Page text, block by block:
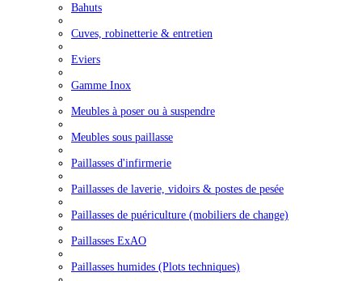
Bahuts
Cuves, robinetterie & entretien
Eviers
Gamme Inox
Meubles à poser ou à suspendre
Meubles sous paillasse
Paillasses d'infirmerie
Paillasses de laverie, vidoirs & postes de pesée
Paillasses de puériculture (mobiliers de change)
Paillasses ExAO
Paillasses humides (Plots techniques)